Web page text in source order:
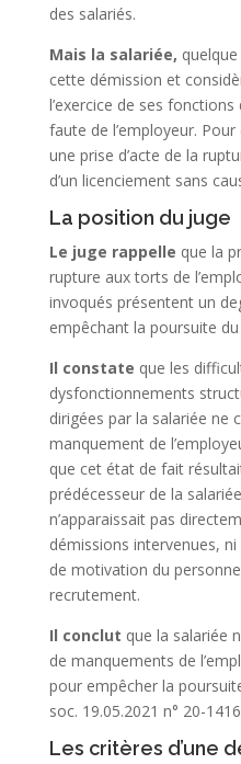
des salariés.
Mais la salariée,
cette démission et
l’exercice de ses
faute de l’employeur.
une prise d’acte de la
d’un licenciement sans
La position du juge
Le juge rappelle que la
rupture aux torts de
invoqués présentent un
empêchant la poursuite
Il constate que les
dysfonctionnements
dirigées par la salariée ne
manquement de
que cet état de fait
prédécesseur de la
n’apparaissait pas
démissions intervenues,
de motivation du
recrutement.
Il conclut que la salariée
de manquements de
pour empêcher la
soc. 19.05.2021 n° 20-
Les critères d’une